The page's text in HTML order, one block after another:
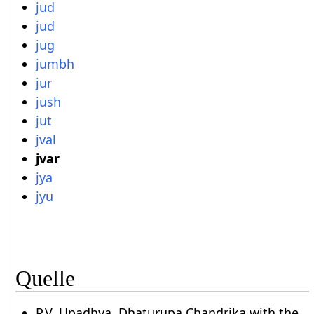
jud
jud
jug
jumbh
jur
jush
jut
jval
jvar
jya
jyu
Quelle